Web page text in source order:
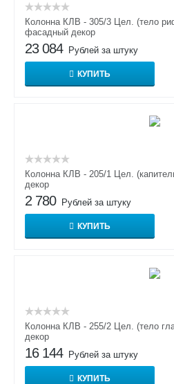
Колонна КЛВ - 305/3 Цел. (тело
фасадный декор
23 084 Рублей за штуку
КУПИТЬ
Колонна КЛВ - 205/1 Цел.
декор
2 780 Рублей за штуку
КУПИТЬ
Колонна КЛВ - 255/2 Цел. (тело
декор
16 144 Рублей за штуку
КУПИТЬ